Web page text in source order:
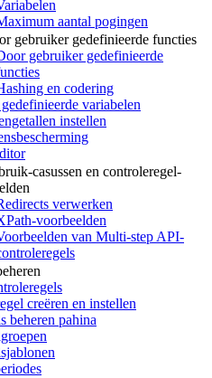
aantal pogingen
gebruiker gedefinieerde functies
gebruiker gedefinieerde
en codering
variabelen
instellen
casussen en controleregel-
verwerken
voorbeelden
van Multi-step API-
creëren en instellen
beheren pahina